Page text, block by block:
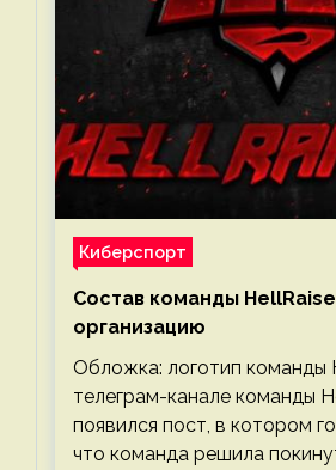
Киберспорт
Состав команды
организацию
Обложка: логотип команды
телеграм-канале команды
появился пост, в котором
что команда решила